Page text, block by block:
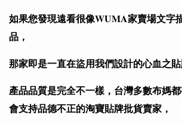
如果您發現遠看很像WUMA家賣場文字
品，
那家即是一直在盜用我們設計的心血之
產品品質是完全不一樣，台灣多數布媽
會支持品德不正的淘寶貼牌批貨賣家，